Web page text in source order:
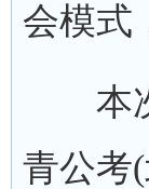
会模式
本次
青公考